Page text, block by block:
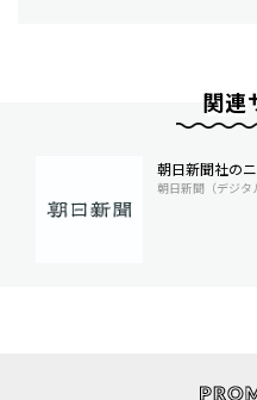
関連
朝日新聞社の
朝日新聞（デジタ